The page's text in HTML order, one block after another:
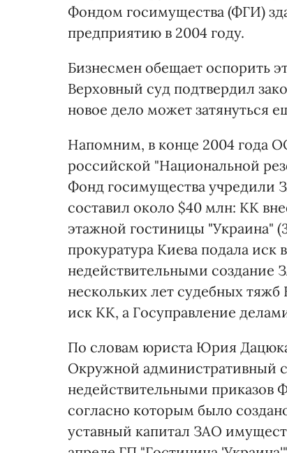
Фондом госимущества (ФГИ)
предприятию в 2004 году.
Бизнесмен обещает оспорить
Верховный суд подтвердил
новое дело может затянуться
Напомним, в конце 2004 года
российской "Национальной
Фонд госимущества учредили
составил около $40 млн: КК
этажной гостиницы "Украина"
прокуратура Киева подала иск
недействительными создание
нескольких лет судебных тяжб
иск КК, а Госуправление
По словам юриста Юрия
Окружной административный
недействительными приказов
согласно которым было
уставный капитал ЗАО